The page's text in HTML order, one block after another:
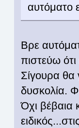
αυτόματο
Βρε
πιστεύω
Σίγουρα θα
δυσκολία.
Όχι βέβαια